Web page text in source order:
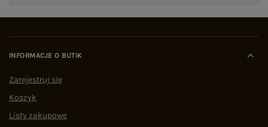
INFORMACJE O BUTIK
Zarejestruj się
Koszyk
Listy zakupowe